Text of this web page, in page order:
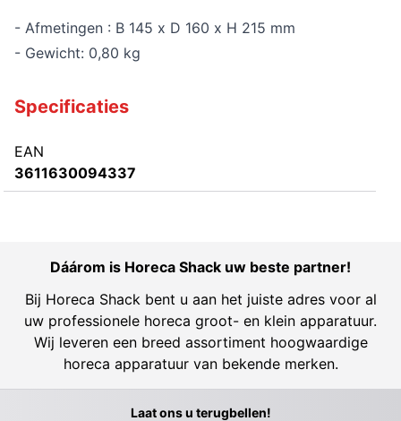
- Afmetingen : B 145 x D 160 x H 215 mm
- Gewicht: 0,80 kg
Specificaties
EAN
3611630094337
Dáárom is Horeca Shack uw beste partner!
Bij Horeca Shack bent u aan het juiste adres voor al
uw professionele horeca groot- en klein apparatuur.
Wij leveren een breed assortiment hoogwaardige
horeca apparatuur van bekende merken.
Laat ons u terugbellen!